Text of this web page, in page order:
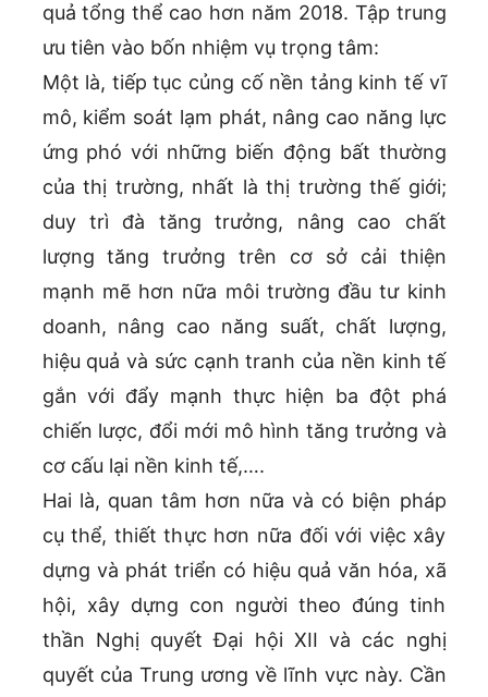
quả tổng thể cao hơn năm 2018. Tập trung
ưu tiên vào bốn nhiệm vụ trọng tâm:
Một là, tiếp tục củng cố nền tảng kinh tế vĩ
mô, kiểm soát lạm phát, nâng cao năng lực
ứng phó với những biến động bất thường
của thị trường, nhất là thị trường thế giới;
duy trì đà tăng trưởng, nâng cao chất
lượng tăng trưởng trên cơ sở cải thiện
mạnh mẽ hơn nữa môi trường đầu tư kinh
doanh, nâng cao năng suất, chất lượng,
hiệu quả và sức cạnh tranh của nền kinh tế
gắn với đẩy mạnh thực hiện ba đột phá
chiến lược, đổi mới mô hình tăng trưởng và
cơ cấu lại nền kinh tế,….
Hai là, quan tâm hơn nữa và có biện pháp
cụ thể, thiết thực hơn nữa đối với việc xây
dựng và phát triển có hiệu quả văn hóa, xã
hội, xây dựng con người theo đúng tinh
thần Nghị quyết Đại hội XII và các nghị
quyết của Trung ương về lĩnh vực này. Cần